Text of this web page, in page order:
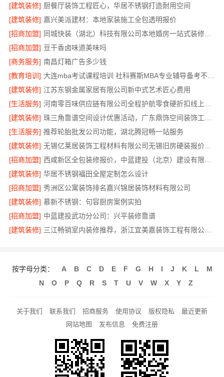
[建筑装修] 厨餐厅装饰工程匠心，华居不锈钢打造耐用空间
[建筑装修] 嘉兴美派建材：本地家装施工全包透明报价
[招商加盟]
同城快装（湖北）科技有限公司本地婚房一站式装修，一口价更省心
[招商加盟] 豆干香卤味道美味吗
[商务服务] 南昌灯箱广告多少钱
[教育培训]
大连mba考试课程培训 社科赛斯MBA专业辅导备考不盲目
[建筑装修] 江苏东钢金属家居有限公司新中式艺术匠心费用
[生活服务]
[建筑装修]
[生活服务] 推荐轮胎批发公司功能，湖北腾冠畅一站服务
[建筑装修]
无锡亿莱居装饰工程材料有限公司无锡旧房硬装报价透明
[招商加盟]
[建筑装修] 华居不锈钢福田全屋定制怎么设计
[招商加盟] 秀洲区公寓装饰排名嘉兴锦居装饰材料有限公司
[建筑装修] 慕新不锈钢：句容厨房案例实拍
[招商加盟] 中蓝建投武功分公司：兴平装修靠谱
[建筑装修]
三江畅销室内装修推荐，浙江宜美嘉装饰工程有限公司品质保证
按字母分类： A B C D E F G H I J K L
M
N
O P Q R S T U V W X Y Z
关于我们 联系我们 招商服务 使用协议 版权隐私
最近更新
网站地图
发布信息 免费注册